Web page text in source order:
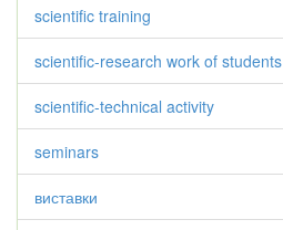
scientific training
scientific-research work of students
scientific-technical activity
seminars
виставки